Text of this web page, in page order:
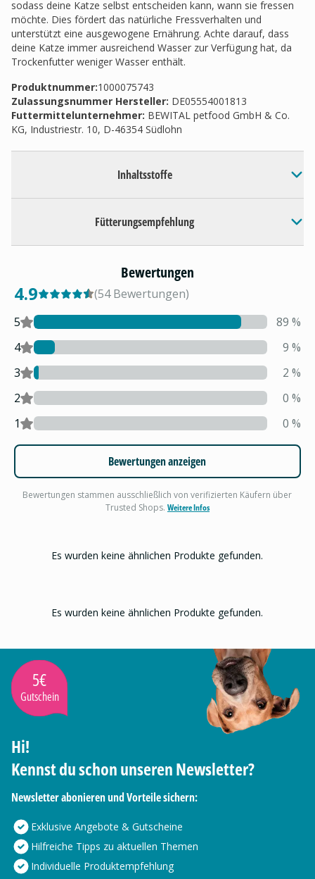
sodass deine Katze selbst entscheiden kann, wann sie fressen
möchte. Dies fördert das natürliche Fressverhalten und
unterstützt eine ausgewogene Ernährung. Achte darauf, dass
deine Katze immer ausreichend Wasser zur Verfügung hat, da
Trockenfutter weniger Wasser enthält.
Produktnummer:1000075743
Zulassungsnummer Hersteller: DE05554001813
Futtermittelunternehmer: BEWITAL petfood GmbH & Co.
KG, Industriestr. 10, D-46354 Südlohn
Inhaltsstoffe
Fütterungsempfehlung
Bewertungen
4.9 (54 Bewertungen)
5
89 %
4
9 %
3
2 %
2
0 %
1
0 %
Bewertungen anzeigen
Bewertungen stammen ausschließlich von verifizierten Käufern über
Trusted Shops. Weitere Infos
Es wurden keine ähnlichen Produkte gefunden.
Es wurden keine ähnlichen Produkte gefunden.
5€
Gutschein
Hi!
Kennst du schon unseren Newsletter?
Newsletter abonieren und Vorteile sichern:
Exklusive Angebote & Gutscheine
Hilfreiche Tipps zu aktuellen Themen
Individuelle Produktempfehlung